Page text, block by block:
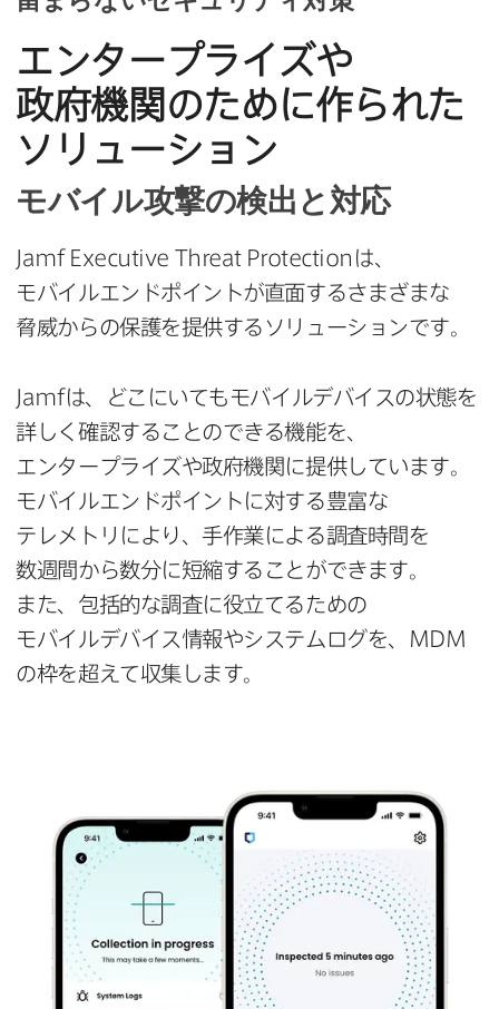
エンタープライズや​
政府機関の​ために​作られた​
ソリューション
モバイル攻撃の​検出と​対応
Jamf Executive Threat Protection は、​
モバイルエンドポイントが​直面するさまざまな​
脅威からの​保護を​提供する​ソリューションです。
Jamfは、​どこに​いても​モバイルデバイスの​状態を​
詳しく​確認する​ことのできる​機能を、​
エンタープライズや​政府機関に​提供しています。​
モバイルエンドポイントに​対する​豊富な​
テレメトリに​より、​手作業に​よる​調査時間を​
数週間から​数分に​短縮する​ことができます。​
また、​包括的な​調査に​役立てる​ための​
モバイルデバイス情報や​システムログを、
MDM
の​枠を​超えて​収集します。